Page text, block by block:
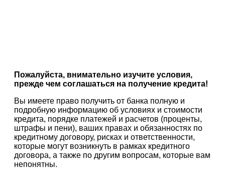
Пожалуйста, внимательно изучите условия,
прежде чем соглашаться на получение кредита!
Вы имеете право получить от банка полную и
подробную информацию об условиях и стоимости
кредита, порядке платежей и расчетов (проценты,
штрафы и пени), ваших правах и обязанностях по
кредитному договору, рисках и ответственности,
которые могут возникнуть в рамках кредитного
договора, а также по другим вопросам, которые вам
непонятны.